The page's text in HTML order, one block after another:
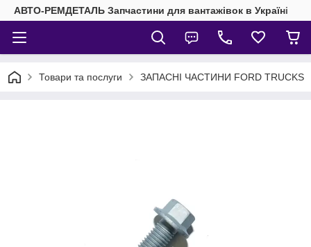
АВТО-РЕМДЕТАЛЬ Запчастини для вантажівок в Україні
Товари та послуги ЗАПАСНІ ЧАСТИНИ FORD TRUCKS